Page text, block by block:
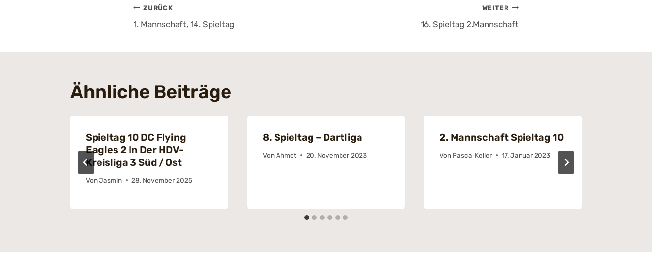
Beitragsnavigation
ZURÜCK
1. Mannschaft, 14. Spieltag
WEITER
16. Spieltag 2.Mannschaft
Ähnliche Beiträge
Spieltag 10 DC Flying
Eagles 2 In Der HDV-
Kreisliga 3 Süd / Ost
VonJasmin 28. November 2025
8. Spieltag – Dartliga
Von Ahmet 20. November 2023
2. Mannschaft Spieltag 10
Von Pascal Keller 17. Januar 2023